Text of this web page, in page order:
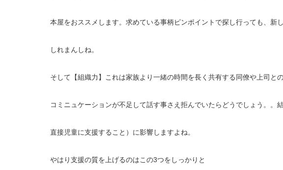
本屋をおススメします。求めている事柄ピンポイントで探し行っても、新
しれまんしね。
そして【組織力】これは家族より一緒の時間を長く共有する同僚や上司と
コミニュケーションが不足して話す事さえ拒んでいたらどうでしょう。。
直接児童に支援すること）に影響しますよね。
やはり支援の質を上げるのはこの3つをしっかりと